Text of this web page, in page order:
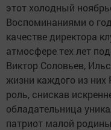
этот холодный
Воспоминаниями о
качестве директора
атмосфере тех лет
Виктор Соловьев,
жизни каждого из
роль, снискав
обладательница
патриот малой